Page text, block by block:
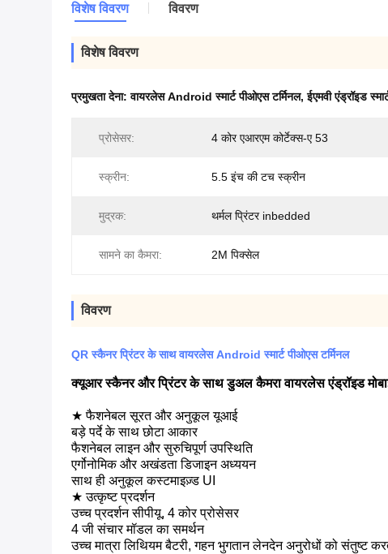
विशेष विवरण विवरण
विशेष विवरण
प्रमुखता देना:वायरलेस Android स्मार्ट पीओएस टर्मिनल,ईएमवी एंड्रॉइड
प्रोसेसर: 4 कोर एआरएम कोर्टेक्स-ए 53
स्क्रीन: 5.5 इंच की टच स्क्रीन
मुद्रक: थर्मल प्रिंटर inbedded
सामने का कैमरा: 2M पिक्सेल
विवरण
QR स्कैनर प्रिंटर के साथ वायरलेस Android स्मार्ट पीओएस टर्मिनल
क्यूआर स्कैनर और प्रिंटर के साथ डुअल कैमरा वायरलेस एंड्रॉइड
★ फैशनेबल सूरत और अनुकूल यूआई
बड़े पर्दे के साथ छोटा आकार
फैशनेबल लाइन और सुरुचिपूर्ण उपस्थिति
एर्गोनोमिक और अखंडता डिजाइन अध्ययन
साथ ही अनुकूल कस्टमाइज़्ड UI
★ उत्कृष्ट प्रदर्शन
उच्च प्रदर्शन सीपीयू, 4 कोर प्रोसेसर
4 जी संचार मॉडल का समर्थन
उच्च मात्रा लिथियम बैटरी, गहन भुगतान लेनदेन अनुरोधों को संतुष्ट